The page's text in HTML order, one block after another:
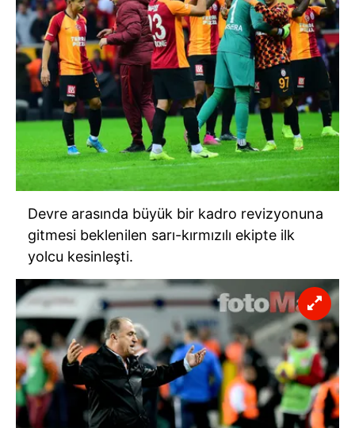
Devre arasında büyük bir kadro revizyonuna
gitmesi beklenilen sarı-kırmızılı ekipte ilk
yolcu kesinleşti.